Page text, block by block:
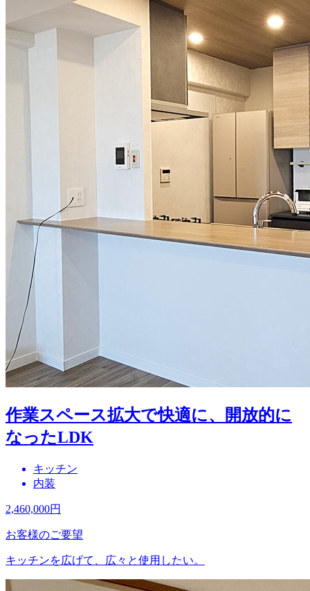
作業スペース拡大で快適に、開放的に
なったLDK
キッチン
内装
2,460,000円
お客様のご要望
キッチンを広げて、広々と使用したい。